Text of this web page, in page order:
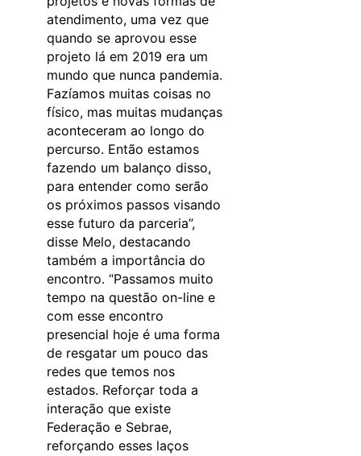
atendimento, uma vez que
quando se aprovou esse
projeto lá em 2019 era um
mundo que nunca pandemia.
Fazíamos muitas coisas no
físico, mas muitas mudanças
aconteceram ao longo do
percurso. Então estamos
fazendo um balanço disso,
para entender como serão
os próximos passos visando
esse futuro da parceria”,
disse Melo, destacando
também a importância do
encontro. “Passamos muito
tempo na questão on-line e
com esse encontro
presencial hoje é uma forma
de resgatar um pouco das
redes que temos nos
estados. Reforçar toda a
interação que existe
Federação e Sebrae,
reforçando esses laços